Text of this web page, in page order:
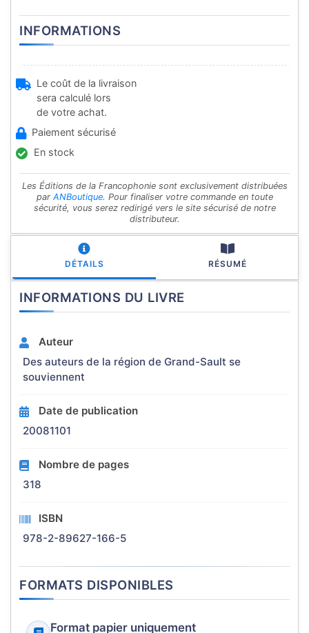
INFORMATIONS
Le coût de la livraison
sera calculé lors
de votre achat.
Paiement sécurisé
En stock
Les Éditions de la Francophonie sont exclusivement distribuées
par ANBoutique. Pour finaliser votre commande en toute
sécurité, vous serez redirigé vers le site sécurisé de notre
distributeur.
DÉTAILS RÉSUMÉ
INFORMATIONS DU LIVRE
Auteur
Des auteurs de la région de Grand-Sault se
souviennent
Date de publication
20081101
Nombre de pages
318
ISBN
978-2-89627-166-5
FORMATS DISPONIBLES
Format papier uniquement